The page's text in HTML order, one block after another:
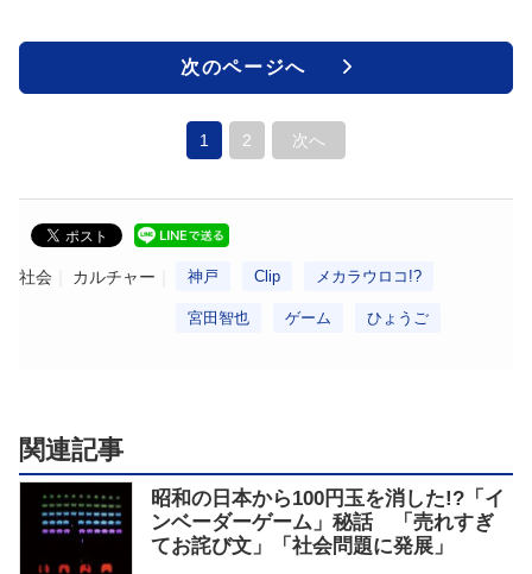
次のページへ
1 2 次へ
社会 カルチャー 神戸 Clip メカラウロコ!?
宮田智也 ゲーム ひょうご
関連記事
昭和の日本から100円玉を消した!?「イ
ンベーダーゲーム」秘話 「売れすぎ
てお詫び文」「社会問題に発展」